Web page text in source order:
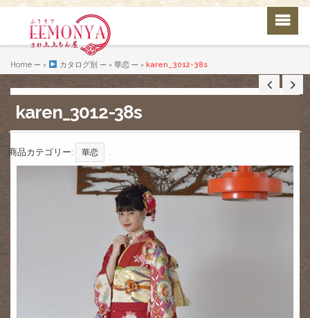
Home — › カタログ別 — › 華恋— › karen_3012-38s
karen_3012-38s
商品カテゴリー: 華恋 .